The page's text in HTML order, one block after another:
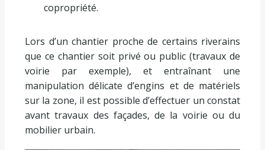
copropriété.
Lors d’un chantier proche de certains riverains
que ce chantier soit privé ou public (travaux de
voirie par exemple), et entraînant une
manipulation délicate d’engins et de matériels
sur la zone, il est possible d’effectuer un constat
avant travaux des façades, de la voirie ou du
mobilier urbain.